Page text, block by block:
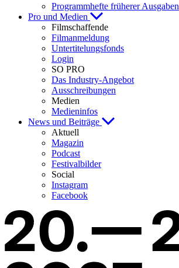
Programmhefte früherer Ausgaben
Pro und Medien
Filmschaffende
Filmanmeldung
Untertitelungsfonds
Login
SO PRO
Das Industry-Angebot
Ausschreibungen
Medien
Medieninfos
News und Beiträge
Aktuell
Magazin
Podcast
Festivalbilder
Social
Instagram
Facebook